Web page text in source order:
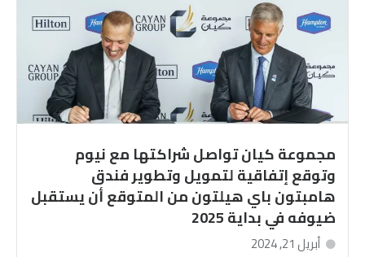
مجموعة كيان تواصل شراكتها مع نيوم
وتوقع إتفاقية لتمويل وتطوير فندق
هامبتون باي هيلتون من المتوقع أن يستقبل
ضيوفه في بداية 2025
أبريل 21, 2024